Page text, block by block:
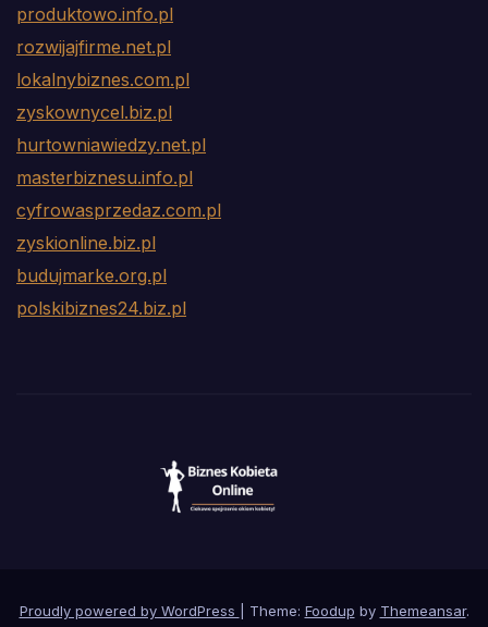
produktowo.info.pl
rozwijajfirme.net.pl
lokalnybiznes.com.pl
zyskownycel.biz.pl
hurtowniawiedzy.net.pl
masterbiznesu.info.pl
cyfrowasprzedaz.com.pl
zyskionline.biz.pl
budujmarke.org.pl
polskibiznes24.biz.pl
Proudly powered by WordPress Theme: Foodup by Themeansar.